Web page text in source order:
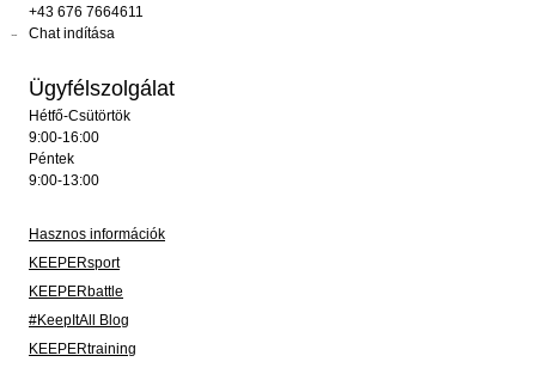
+43 676 7664611
Chat indítása
Ügyfélszolgálat
Hétfő-Csütörtök
9:00-16:00
Péntek
9:00-13:00
Hasznos információk
KEEPERsport
KEEPERbattle
#KeepItAll Blog
KEEPERtraining